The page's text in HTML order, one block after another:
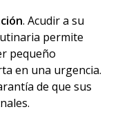
. Acudir a su
permite
pequeño
en una urgencia.
de que sus